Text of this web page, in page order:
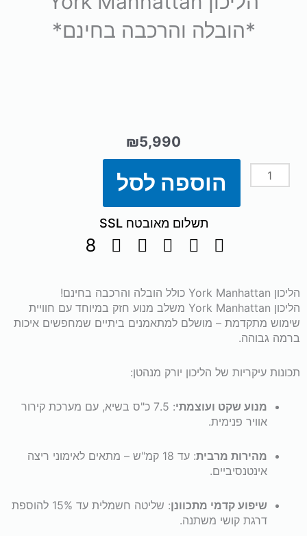
*הובלה והרכבה בחינם*
₪5,990
כמות
Manhattan
הוספה לסל
תשלום מאובטח SSL
הליכון York Manhattan כולל הובלה והרכבה בחינם!
הליכון York Manhattan משלב מנוע חזק במיוחד עם חוויית
שימוש מתקדמת – מושלם למתאמנים ביתיים שמחפשים איכות
ברמה גבוהה.
תכונות עיקריות של הליכון יורק מנהטן:
מנוע שקט ועוצמתי
: 7.5 כ"ס בשיא, עם מערכת קירור
אוויר פנימית.
מהירות מרבית
: עד 18 קמ"ש – מתאים לאימוני ריצה
אינטנסיביים.
שיפוע קדמי מתכוונן
: שליטה חשמלית עד 15% להוספת
דרגת קושי משתנה.